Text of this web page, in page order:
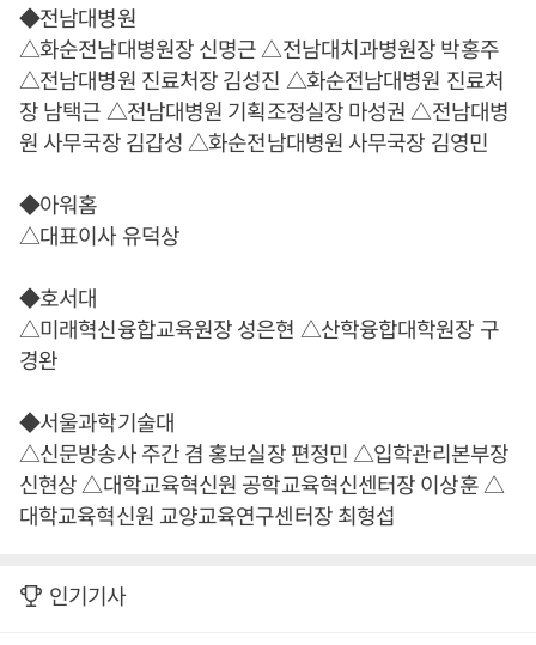
◆전남대병원
△화순전남대병원장 신명근 △전남대치과병원장 박홍주
△전남대병원 진료처장 김성진 △화순전남대병원 진료처
장 남택근 △전남대병원 기획조정실장 마성권 △전남대병
원 사무국장 김갑성 △화순전남대병원 사무국장 김영민
◆아워홈
△대표이사 유덕상
◆호서대
△미래혁신융합교육원장 성은현 △산학융합대학원장 구
경완
◆서울과학기술대
△신문방송사 주간 겸 홍보실장 편정민 △입학관리본부장
신현상 △대학교육혁신원 공학교육혁신센터장 이상훈 △
대학교육혁신원 교양교육연구센터장 최형섭
인기기사